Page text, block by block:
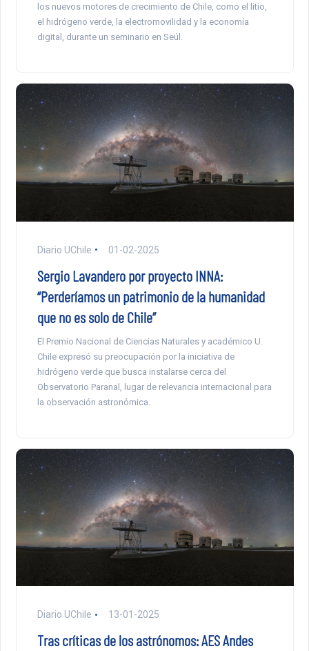
los nuevos motores de crecimiento de Chile, como el litio,
el hidrógeno verde, la electromovilidad y la economía
digital, durante un seminario en Seúl.
Diario UChile 01-02-2025
Sergio Lavandero por proyecto INNA:
“Perderíamos un patrimonio de la humanidad
que no es solo de Chile”
El Premio Nacional de Ciencias Naturales y académico U.
Chile expresó su preocupación por la iniciativa de
hidrógeno verde que busca instalarse cerca del
Observatorio Paranal, lugar de relevancia internacional para
la observación astronómica.
Diario UChile 13-01-2025
Tras críticas de los astrónomos: AES Andes